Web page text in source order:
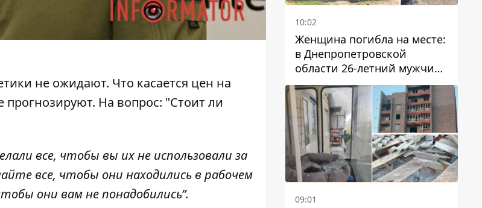
не ожидают. Что касается цен на
прогнозируют. На вопрос: "Стоит ли
все, чтобы вы их не использовали за
все, чтобы они находились в рабочем
они вам не понадобились”.
10:02
Женщина погибла на месте:
в Днепропетровской
области 26-летний мужчина
избил трех человек
металлическим предметом
09:01